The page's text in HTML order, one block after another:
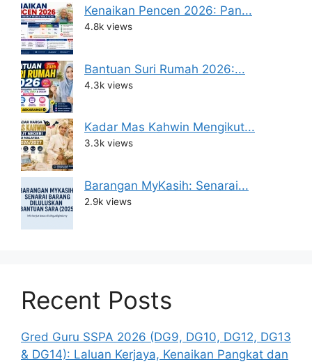
Kenaikan Pencen 2026: Pan...
4.8k views
Bantuan Suri Rumah 2026:...
4.3k views
Kadar Mas Kahwin Mengikut...
3.3k views
Barangan MyKasih: Senarai...
2.9k views
Recent Posts
Gred Guru SSPA 2026 (DG9, DG10, DG12, DG13
& DG14): Laluan Kerjaya, Kenaikan Pangkat dan